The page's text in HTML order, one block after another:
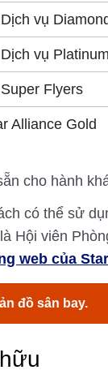
vụ
vụ Platinum
Flyers
Alliance Gold
cho hành
có thể sử
Hội viên
web của
đồ sân bay.